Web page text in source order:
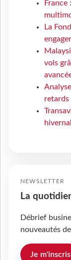
La
vols
retards
NEWSLETTER
La
Débrief
nouveautés
Je m'inscris